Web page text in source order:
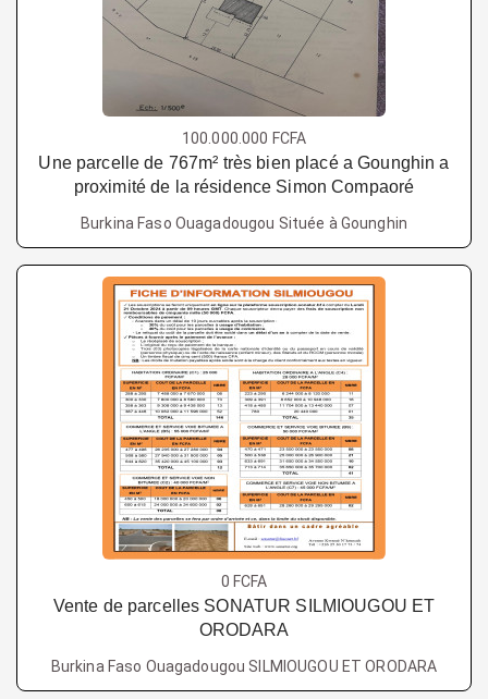
100.000.000 FCFA
Une parcelle de 767m² très bien placé a Gounghin a
proximité de la résidence Simon Compaoré
Burkina Faso Ouagadougou Située à Gounghin
0 FCFA
Vente de parcelles SONATUR SILMIOUGOU ET
ORODARA
Burkina Faso Ouagadougou SILMIOUGOU ET ORODARA